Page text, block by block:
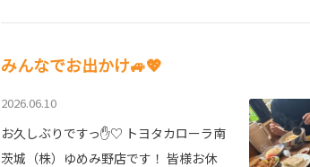
みんなでお出かけ🚙💖
2026.06.10
お久しぶりですっ✋♡ トヨタカローラ南
茨城（株）ゆめみ野店です！ 皆様お休